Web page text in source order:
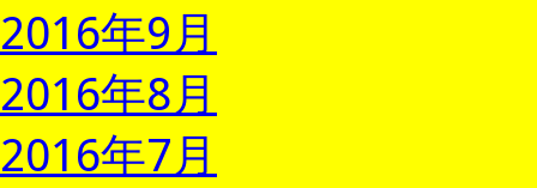
2016年9月
2016年8月
2016年7月